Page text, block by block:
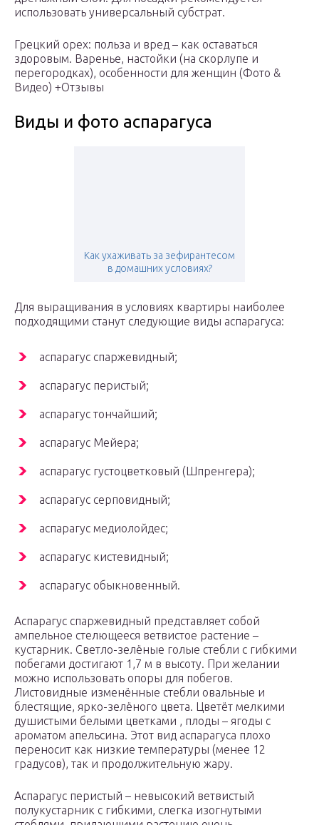
использовать универсальный субстрат.
Грецкий орех: польза и вред – как оставаться
здоровым. Варенье, настойки (на скорлупе и
перегородках), особенности для женщин (Фото &
Видео) +Отзывы
Виды и фото аспарагуса
Как ухаживать за зефирантесом
в домашних условиях?
Для выращивания в условиях квартиры наиболее
подходящими станут следующие виды аспарагуса:
аспарагус спаржевидный;
аспарагус перистый;
аспарагус тончайший;
аспарагус Мейера;
аспарагус густоцветковый (Шпренгера);
аспарагус серповидный;
аспарагус медиолойдес;
аспарагус кистевидный;
аспарагус обыкновенный.
Аспарагус спаржевидный представляет собой
ампельное стелющееся ветвистое растение –
кустарник. Светло-зелёные голые стебли с гибкими
побегами достигают 1,7 м в высоту. При желании
можно использовать опоры для побегов.
Листовидные изменённые стебли овальные и
блестящие, ярко-зелёного цвета. Цветёт мелкими
душистыми белыми цветками , плоды – ягоды с
ароматом апельсина. Этот вид аспарагуса плохо
переносит как низкие температуры (менее 12
градусов), так и продолжительную жару.
Аспарагус перистый – невысокий ветвистый
полукустарник с гибкими, слегка изогнутыми